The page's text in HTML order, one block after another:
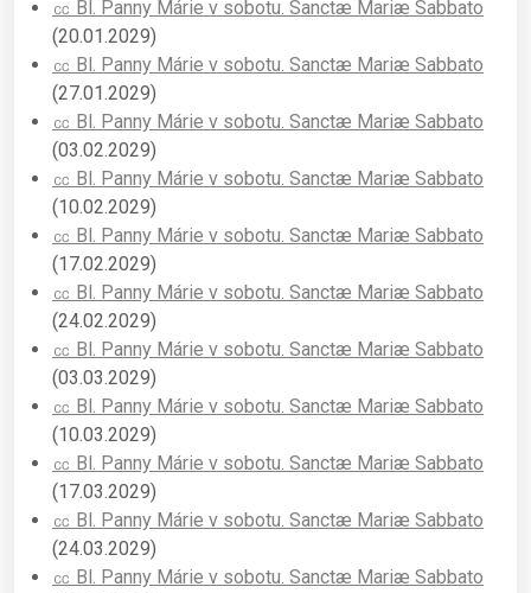
㏄ Bl. Panny Márie v sobotu. Sanctæ Mariæ Sabbato
(20.01.2029)
㏄ Bl. Panny Márie v sobotu. Sanctæ Mariæ Sabbato
(27.01.2029)
㏄ Bl. Panny Márie v sobotu. Sanctæ Mariæ Sabbato
(03.02.2029)
㏄ Bl. Panny Márie v sobotu. Sanctæ Mariæ Sabbato
(10.02.2029)
㏄ Bl. Panny Márie v sobotu. Sanctæ Mariæ Sabbato
(17.02.2029)
㏄ Bl. Panny Márie v sobotu. Sanctæ Mariæ Sabbato
(24.02.2029)
㏄ Bl. Panny Márie v sobotu. Sanctæ Mariæ Sabbato
(03.03.2029)
㏄ Bl. Panny Márie v sobotu. Sanctæ Mariæ Sabbato
(10.03.2029)
㏄ Bl. Panny Márie v sobotu. Sanctæ Mariæ Sabbato
(17.03.2029)
㏄ Bl. Panny Márie v sobotu. Sanctæ Mariæ Sabbato
(24.03.2029)
㏄ Bl. Panny Márie v sobotu. Sanctæ Mariæ Sabbato